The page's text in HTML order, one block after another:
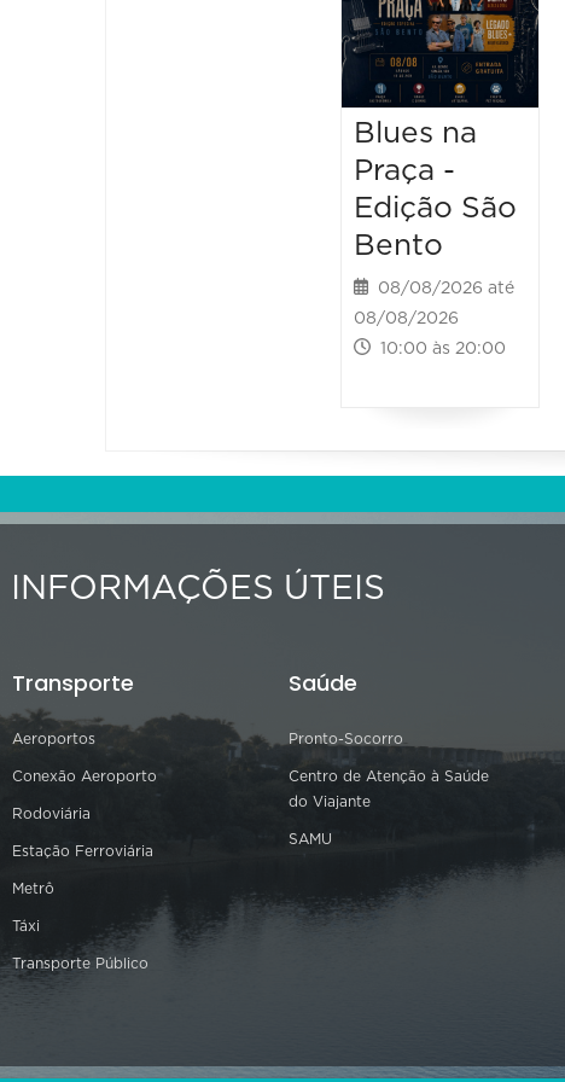
Blues na
Praça -
Edição São
Bento
08/08/2026 até
08/08/2026
10:00 às 20:00
INFORMAÇÕES ÚTEIS
Transporte
Aeroportos
Conexão Aeroporto
Rodoviária
Estação Ferroviária
Metrô
Táxi
Transporte Público
Saúde
Pronto-Socorro
Centro de Atenção à Saúde
do Viajante
SAMU